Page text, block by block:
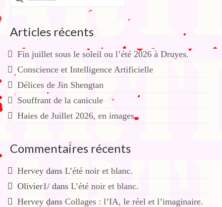
:
Articles récents
Fin juillet sous le soleil ou l’été 2026 à Druyes.
Conscience et Intelligence Artificielle
Délices de Jin Shengtan
Souffrant de la canicule
Haies de Juillet 2026, en images.
Commentaires récents
Hervey dans L’été noir et blanc.
Olivier1/ dans L’été noir et blanc.
Hervey dans Collages : l’IA, le réel et l’imaginaire.